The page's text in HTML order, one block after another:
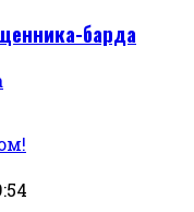
барда